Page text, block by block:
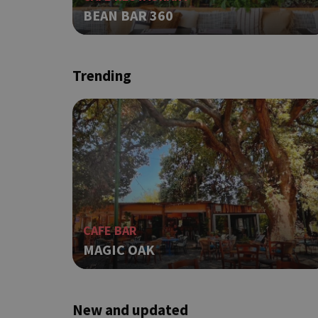
BEAN BAR 360
Trending
CAFE BAR
MAGIC OAK
New and updated
takeOverCookie
LangCookie
PHPSESSID